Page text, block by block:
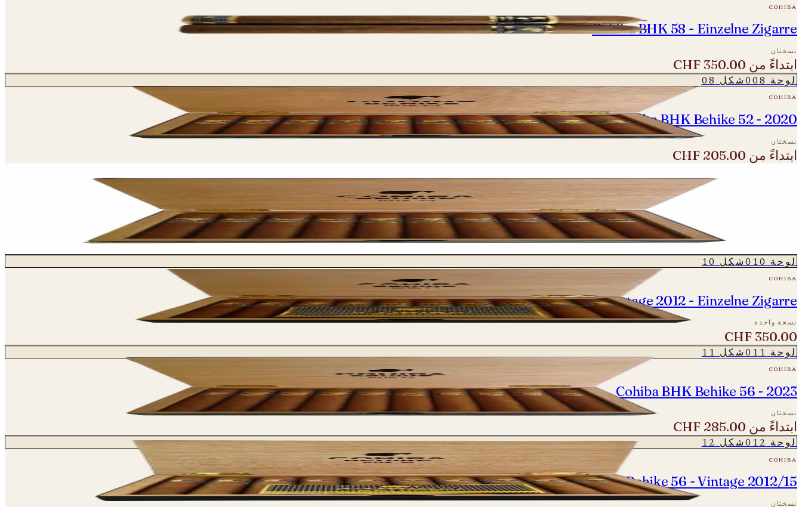
cohiba
Cohiba BHK 58 - Einzelne Zigarre
نسختان
ابتداءً من CHF 350.00
لوحة 008 شكل 08
cohiba
Cohiba BHK Behike 52 - 2020
نسختان
ابتداءً من CHF 205.00
Cohiba BHK Behike 54 - 2020/21
CHF 240.00
لوحة 010 شكل 10
cohiba
Cohiba BHK Behike 54 - Vintage 2012 - Einzelne Zigarre
نسخة واحدة
CHF 350.00
لوحة 011 شكل 11
cohiba
Cohiba BHK Behike 56 - 2023
نسختان
ابتداءً من CHF 285.00
لوحة 012 شكل 12
cohiba
Cohiba BHK Behike 56 - Vintage 2012/15
نسختان